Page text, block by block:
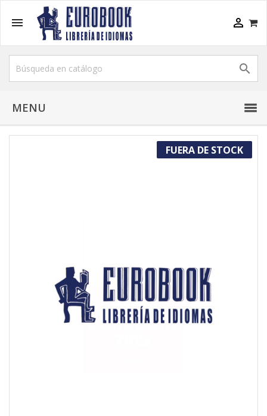
 

MENU
FUERA DE STOCK